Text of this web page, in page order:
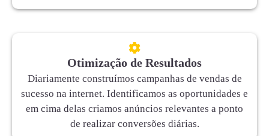
Otimização de Resultados
Diariamente construímos campanhas de vendas de
sucesso na internet. Identificamos as oportunidades e
em cima delas criamos anúncios relevantes a ponto
de realizar conversões diárias.